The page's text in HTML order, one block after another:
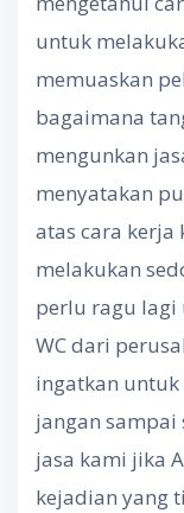
untuk
memuaskan
bagaimana
mengunkan
menyatakan
atas cara kerja
melakukan
perlu ragu lagi
WC dari
ingatkan untuk
jangan
jasa kami jika
kejadian yang